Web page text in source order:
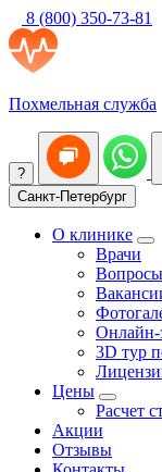
8 (800) 350-73-81
Похмельная служба
?
Санкт-Петербург
О клинике
Врачи
Онлайн-
3D тур
Цены
Расчет
Акции
Отзывы